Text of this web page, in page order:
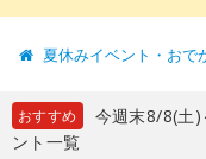
夏休みイベント・おで
おすすめ
今週末8/8(土
ント一覧